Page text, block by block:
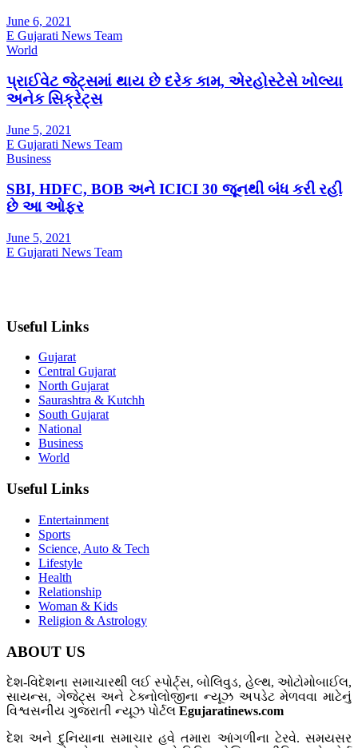
June 6, 2021
E Gujarati News Team
World
પ્રાઈવેટ જેટ્સમાં થાય છે દરેક કામ, એરહોસ્ટેસે ખોલ્યા
અનેક સિક્રેટ્સ
June 5, 2021
E Gujarati News Team
Business
SBI, HDFC, BOB અને ICICI 30 જૂનથી બંધ કરી રહી
છે આ ઓફર
June 5, 2021
E Gujarati News Team
Useful Links
Gujarat
Central Gujarat
North Gujarat
Saurashtra & Kutchh
South Gujarat
National
Business
World
Useful Links
Entertainment
Sports
Science, Auto & Tech
Lifestyle
Health
Relationship
Woman & Kids
Religion & Astrology
ABOUT US
દેશ-વિદેશના સમાચારથી લઈ સ્પોર્ટ્સ, બોલિવુડ, હેલ્થ, ઓટોમોબાઈલ,
સાયન્સ, ગેજેટ્સ અને ટેક્નોલોજીના ન્યૂઝ અપડેટ મેળવવા માટેનું
વિશ્વસનીય ગુજરાતી ન્યૂઝ પોર્ટલ Egujaratinews.com
દેશ અને દુનિયાના સમાચાર હવે તમારા આંગળીના ટેરવે. સમયસર